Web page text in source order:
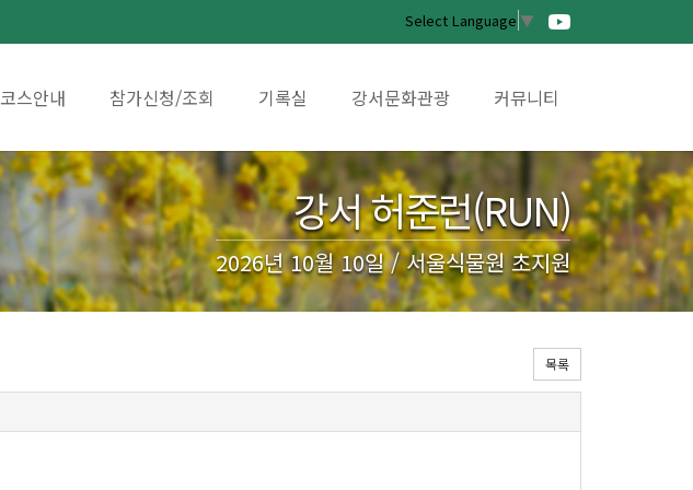
Select Language ▼
코스안내 참가신청/조회 기록실 강서문화관광 커뮤니티
강서 허준런(RUN)
2026년 10월 10일 / 서울식물원 초지원
목록